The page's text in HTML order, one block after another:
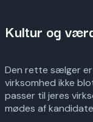
Kultur og
Den rette sælger
virksomhed ikke
passer til jeres
mødes af